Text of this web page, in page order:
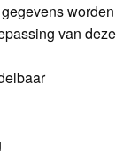
worden
van deze